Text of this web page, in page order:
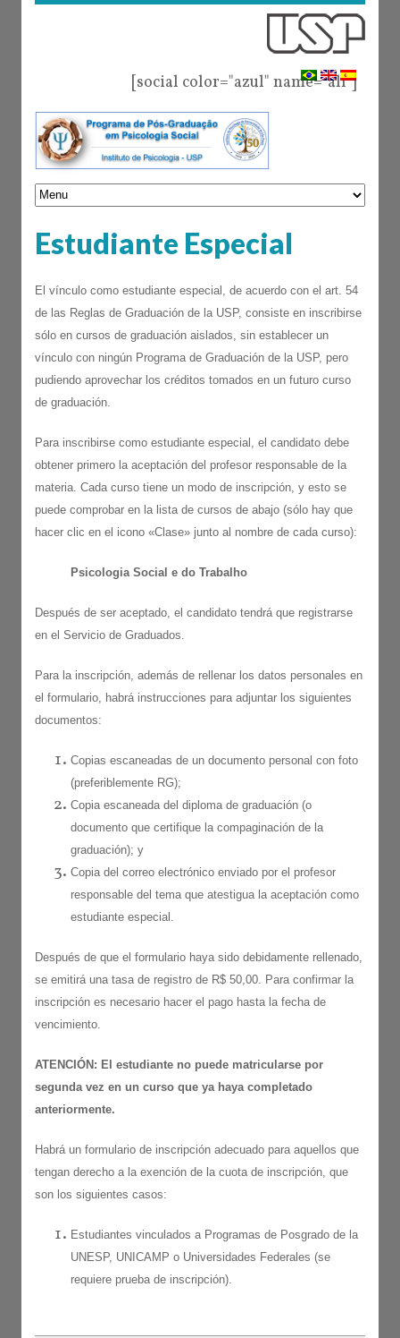
[social color="azul" name="all"]
Estudiante Especial
El vínculo como estudiante especial, de acuerdo con el art. 54
de las Reglas de Graduación de la USP, consiste en inscribirse
sólo en cursos de graduación aislados, sin establecer un
vínculo con ningún Programa de Graduación de la USP, pero
pudiendo aprovechar los créditos tomados en un futuro curso
de graduación.
Para inscribirse como estudiante especial, el candidato debe
obtener primero la aceptación del profesor responsable de la
materia. Cada curso tiene un modo de inscripción, y esto se
puede comprobar en la lista de cursos de abajo (sólo hay que
hacer clic en el icono «Clase» junto al nombre de cada curso):
Psicologia Social e do Trabalho
Después de ser aceptado, el candidato tendrá que registrarse
en el Servicio de Graduados.
Para la inscripción, además de rellenar los datos personales en
el formulario, habrá instrucciones para adjuntar los siguientes
documentos:
Copias escaneadas de un documento personal con foto
(preferiblemente RG);
Copia escaneada del diploma de graduación (o
documento que certifique la compaginación de la
graduación); y
Copia del correo electrónico enviado por el profesor
responsable del tema que atestigua la aceptación como
estudiante especial.
Después de que el formulario haya sido debidamente rellenado,
se emitirá una tasa de registro de R$ 50,00. Para confirmar la
inscripción es necesario hacer el pago hasta la fecha de
vencimiento.
ATENCIÓN: El estudiante no puede matricularse por
segunda vez en un curso que ya haya completado
anteriormente.
Habrá un formulario de inscripción adecuado para aquellos que
tengan derecho a la exención de la cuota de inscripción, que
son los siguientes casos:
Estudiantes vinculados a Programas de Posgrado de la
UNESP, UNICAMP o Universidades Federales (se
requiere prueba de inscripción).